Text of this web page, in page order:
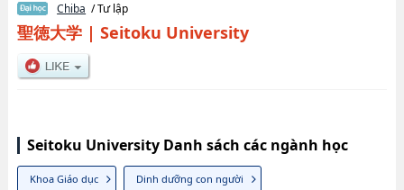
Chiba / Tư lập
聖徳大学| Seitoku University
Seitoku University Danh sách các ngành học
Khoa Giáo dục Dinh dưỡng con người